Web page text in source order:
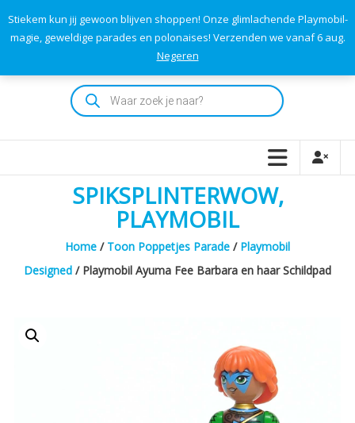
Stiekem kun jij gewoon blijven shoppen! Onze glimlachende Playmobil-
magie, geweldige parades en polonaises! Verzenden we vanaf 6 aug.
Negeren
content
Playmodok
Tweedehands
dromen
voor
iedereen
TOTAAL
Producten
zoeken
SPIKSPLINTERWOW,
PLAYMOBIL
Home / Toon Poppetjes Parade / Playmobil
Designed / Playmobil Ayuma Fee Barbara en haar Schildpad